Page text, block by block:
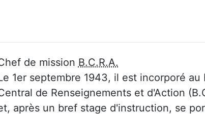
de mission B.C.R.A.
1er septembre 1943, il est incorporé au
de Renseignements et d'Action
après un bref stage d'instruction, se